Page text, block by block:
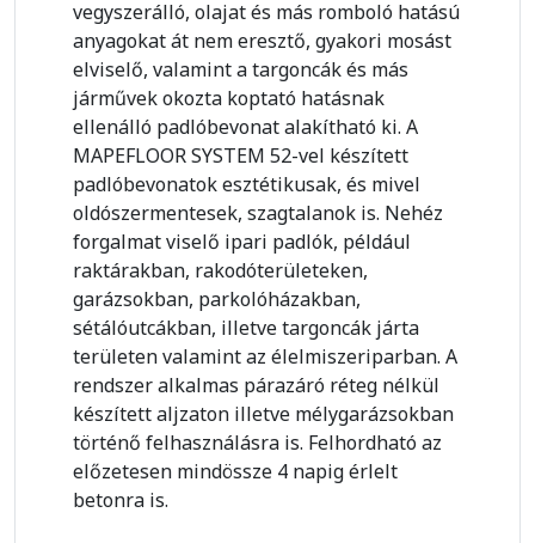
vegyszerálló, olajat és más romboló hatású
anyagokat át nem eresztő, gyakori mosást
elviselő, valamint a targoncák és más
járművek okozta koptató hatásnak
ellenálló padlóbevonat alakítható ki. A
MAPEFLOOR SYSTEM 52-vel készített
padlóbevonatok esztétikusak, és mivel
oldószermentesek, szagtalanok is. Nehéz
forgalmat viselő ipari padlók, például
raktárakban, rakodóterületeken,
garázsokban, parkolóházakban,
sétálóutcákban, illetve targoncák járta
területen valamint az élelmiszeriparban. A
rendszer alkalmas párazáró réteg nélkül
készített aljzaton illetve mélygarázsokban
történő felhasználásra is. Felhordható az
előzetesen mindössze 4 napig érlelt
betonra is.